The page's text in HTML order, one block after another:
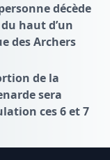
décède
haut d’un
des Archers
de la
sera
ces 6 et 7